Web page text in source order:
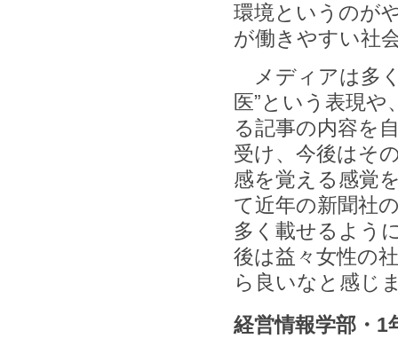
環境というのが
が働きやすい社
メディアは多
医”という表現や
る記事の内容を
受け、今後はそ
感を覚える感覚
て近年の新聞社
多く載せるよう
後は益々女性の
ら良いなと感じ
経営情報学部・1